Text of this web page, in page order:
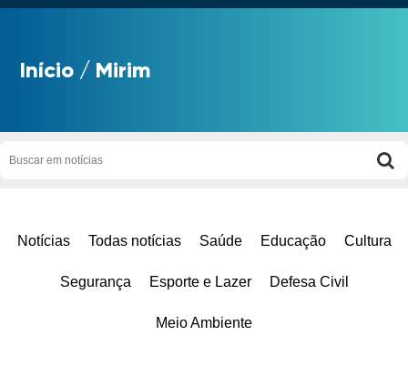
Início / Mirim
Notícias Todas notícias Saúde Educação Cultura
Segurança Esporte e Lazer Defesa Civil
Meio Ambiente